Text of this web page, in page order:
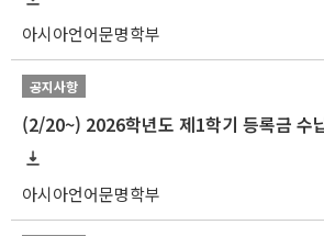
아시아언어문명학부
공지사항
아시아언어문명학부